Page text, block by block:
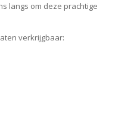
langs om deze prachtige
verkrijgbaar: